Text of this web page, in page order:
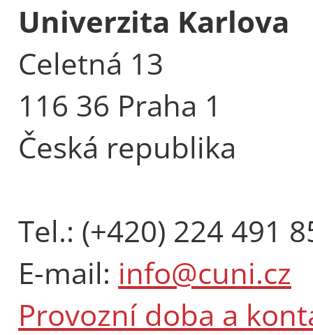
Univerzita Karlova
Celetná 13
116 36 Praha 1
Česká republika
Tel.: (+420) 224 491
E-mail: info@cuni.cz
Provozní doba a